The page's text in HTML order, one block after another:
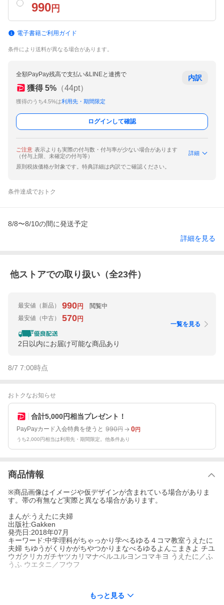
990 円
電子書籍ご利用ガイド
条件により送料が異なる場合があります。
全額PayPay残高で支払い&LINEと連携で
獲得 5% （44pt）
獲得のうち4.5%は利用先・期間限定
内訳
ログインして確認
ご注意 表示よりも実際の付与数・付与率が少ない場合があります
（付与上限、未確定の付与等）
詳細
原則税抜価格が対象です。特典詳細は内訳でご確認ください。
条件達成でおトク
8/8〜8/10の間に発送予定
詳細を見る
他ストアでの取り扱い（全23件）
最安値 （新品） 990円
閲覧中
最安値 （中古） 570円
2日以内にお届け可能な商品あり
一覧を見る
8/7 7:00時点
おトクなお知らせ
合計5,000円相当プレゼント！
PayPayカード入会特典を使うと 990円 0円
うち2,000円相当は利用先・期間限定。他条件あり
商品情報
※商品画像はイメージや仮デザインが含まれている場合がありま
す。帯の有無など実際と異なる場合があります。
まんが:うえたに夫婦
出版社:Gakken
発売日:2018年07月
キーワード:中学理科がちゃっかり学べるゆる４コマ教室うえたに
夫婦 ちゆうがくりかがちやつかりまなべるゆるよんこまきよ チユ
ウガクリカガチヤツカリマナベルユルヨンコマキヨ うえたに／ふ
うふ ウエタニ／フウフ
もっと見る